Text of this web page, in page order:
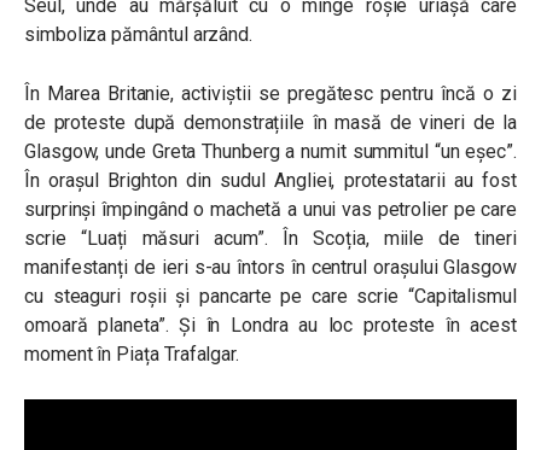
Seul, unde au mărșăluit cu o minge roșie uriașă care
simboliza pământul arzând.
În Marea Britanie, activiștii se pregătesc pentru încă o zi
de proteste după demonstrațiile în masă de vineri de la
Glasgow, unde Greta Thunberg a numit summitul “un eșec”.
În orașul Brighton din sudul Angliei, protestatarii au fost
surprinși împingând o machetă a unui vas petrolier pe care
scrie “Luați măsuri acum”. În Scoția, miile de tineri
manifestanți de ieri s-au întors în centrul orașului Glasgow
cu steaguri roșii și pancarte pe care scrie “Capitalismul
omoară planeta”. Și în Londra au loc proteste în acest
moment în Piața Trafalgar.